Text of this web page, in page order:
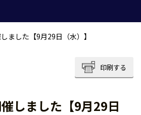
ました【9月29日（水）】
印刷する
しました【9月29日